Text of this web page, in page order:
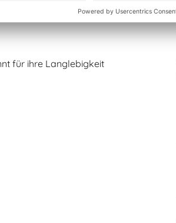
für ihre Langlebigkeit